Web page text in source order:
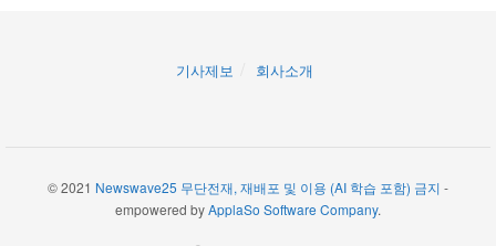
기사제보 회사소개
© 2021 Newswave25 무단전재, 재배포 및 이용 (AI 학습 포함) 금지 -
empowered byApplaSo Software Company.